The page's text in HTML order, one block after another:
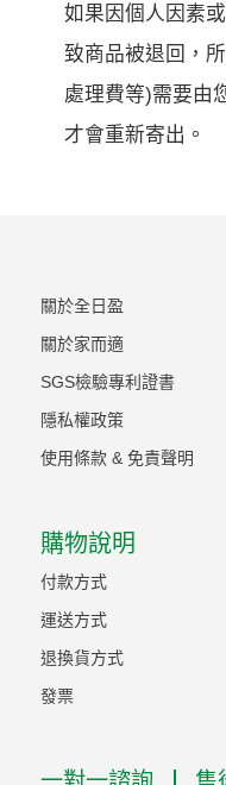
如果因個人因素
致商品被退回，
處理費等)需要由
才會重新寄出。
關於全日盈
關於家而適
SGS檢驗專利證書
隱私權政策
使用條款 & 免責聲明
購物說明
付款方式
運送方式
退換貨方式
發票